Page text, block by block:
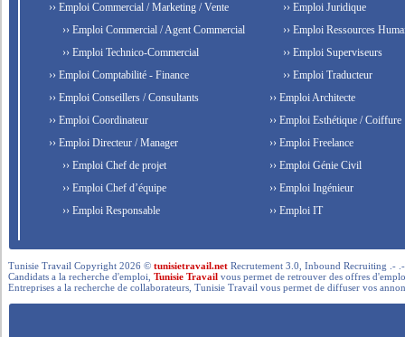
›› Emploi Commercial / Marketing / Vente
›› Emploi Commercial / Agent Commercial
›› Emploi Technico-Commercial
›› Emploi Comptabilité - Finance
›› Emploi Conseillers / Consultants
›› Emploi Coordinateur
›› Emploi Directeur / Manager
›› Emploi Chef de projet
›› Emploi Chef d’équipe
›› Emploi Responsable
›› Emploi Juridique
›› Emploi Ressources
›› Emploi Superviseurs
›› Emploi Traducteur
›› Emploi Architecte
›› Emploi Esthétique / Coiffure
›› Emploi Freelance
›› Emploi Génie Civil
›› Emploi Ingénieur
›› Emploi IT
Tunisie Travail Copyright 2026 ©tunisietravail.net Recrutement 3.0, Inbound Recruiting .-
Candidats a la recherche d'emploi,Tunisie Travail vous permet de retrouver des offres
Entreprises a la recherche de collaborateurs, Tunisie Travail vous permet de diffuser vos